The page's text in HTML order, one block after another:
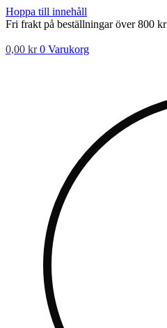
Hoppa till innehåll
Fri frakt på beställningar över 800 kr
0,00 kr 0 Varukorg